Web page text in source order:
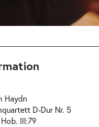
Haydn
D-Dur Nr. 5
III:79